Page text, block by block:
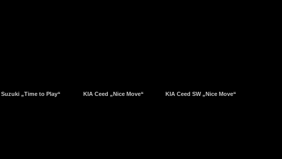
Suzuki „Time to Play“ KIA Ceed „Nice Move“ KIA Ceed SW „Nice Move“